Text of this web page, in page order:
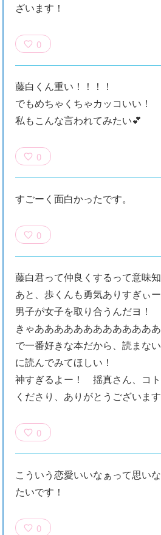
ざいます！
0
藤白くん重い！！！！
でもめちゃくちゃカッコいい！
私もこんな言われてみたい💕
0
すごーく面白かったです。
0
藤白君って仲良くするって意味
あと、歩くんも勇気ありすぎぃー
男子が女子を取り合うんだヨ！
きゃああああああああああああ
で一番好きな本だから、読まな
に読んでみてほしい！
神すぎるよー！ 揺真さん、コ
くださり、ありがとうございます
0
こういう恋愛いいなぁって思い
たいです！
0
エブリスタ×講
第９回小説賞開
催のおしらせ
トモダチデスゲ
ーム 昨日の友
ＳＣＰガチャ！
い猫にご用心